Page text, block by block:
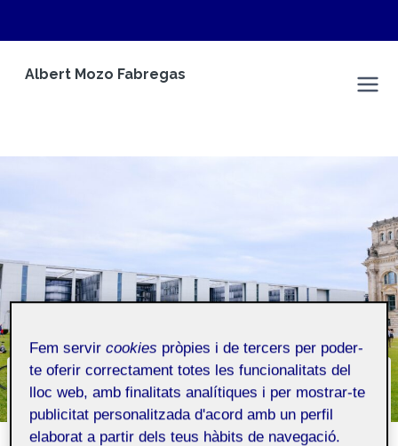
Albert Mozo Fabregas
CONTINGUT AUTO GENERAT
Et donem la benvinguda
Fem servircookies pròpies i de tercers per poder-
te oferir correctament totes les funcionalitats del
lloc web, amb finalitats analítiques i per mostrar-te
publicitat personalitzada d'acord amb un perfil
elaborat a partir dels teus hàbits de navegació.